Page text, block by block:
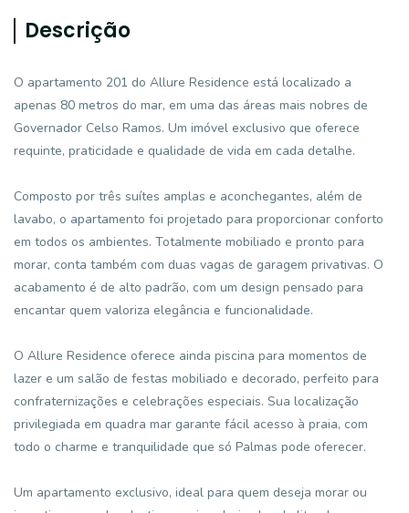
Descrição
O apartamento 201 do Allure Residence está localizado a
apenas 80 metros do mar, em uma das áreas mais nobres de
Governador Celso Ramos. Um imóvel exclusivo que oferece
requinte, praticidade e qualidade de vida em cada detalhe.
Composto por três suítes amplas e aconchegantes, além de
lavabo, o apartamento foi projetado para proporcionar conforto
em todos os ambientes. Totalmente mobiliado e pronto para
morar, conta também com duas vagas de garagem privativas. O
acabamento é de alto padrão, com um design pensado para
encantar quem valoriza elegância e funcionalidade.
O Allure Residence oferece ainda piscina para momentos de
lazer e um salão de festas mobiliado e decorado, perfeito para
confraternizações e celebrações especiais. Sua localização
privilegiada em quadra mar garante fácil acesso à praia, com
todo o charme e tranquilidade que só Palmas pode oferecer.
Um apartamento exclusivo, ideal para quem deseja morar ou